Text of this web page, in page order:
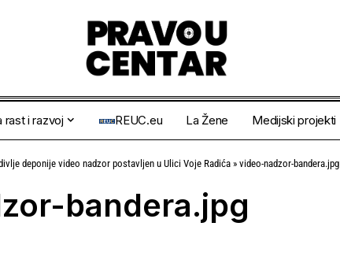
rast i razvoj REUC.eu La Žene Medijski projekti
deponije video nadzor postavljen u Ulici Voje Radića » video-nadzor-bandera.jpg
bandera.jpg